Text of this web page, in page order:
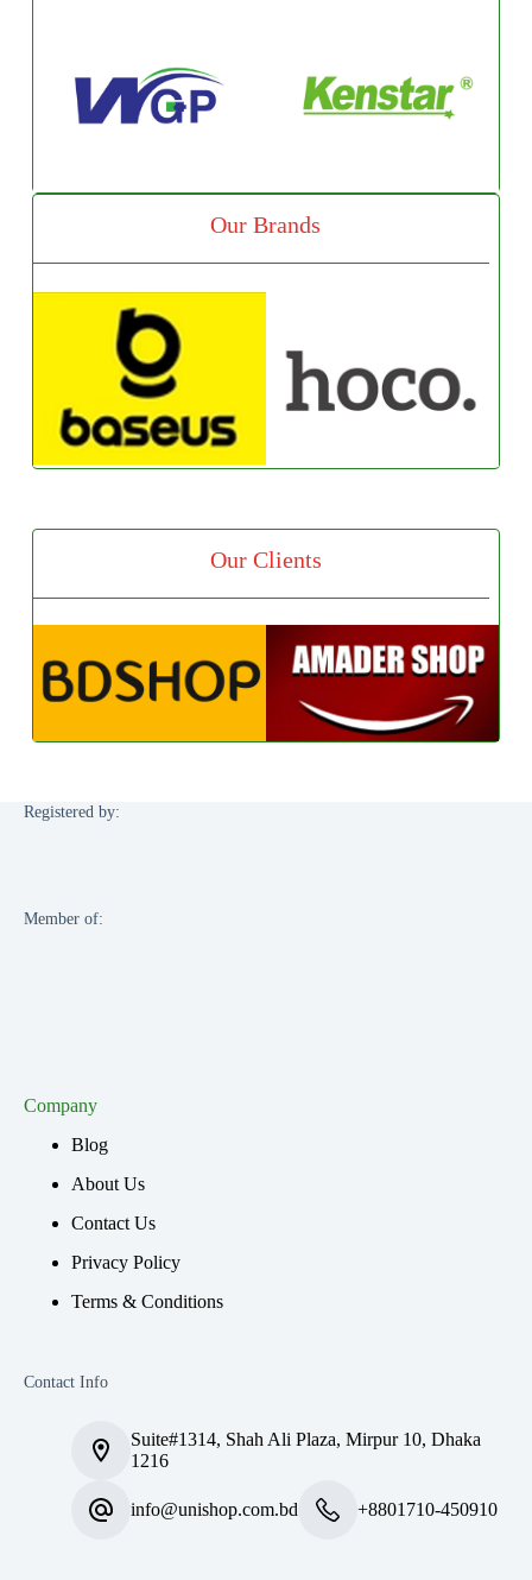
Our Brands
Our Clients
Registered by:
Member of:
Company
Blog
About Us
Contact Us
Privacy Policy
Terms & Conditions
Contact Info
Suite#1314, Shah Ali Plaza, Mirpur 10, Dhaka
1216
info@unishop.com.bd +8801710-450910